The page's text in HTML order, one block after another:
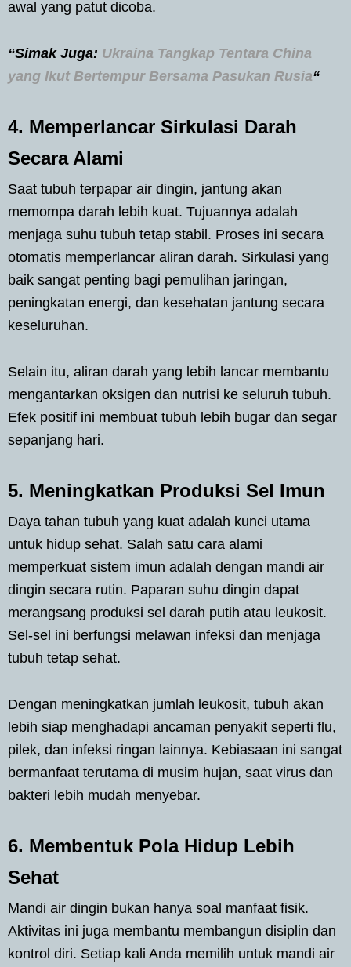
awal yang patut dicoba.
“Simak Juga: Ukraina Tangkap Tentara China
yang Ikut Bertempur Bersama Pasukan Rusia“
4. Memperlancar Sirkulasi Darah
Secara Alami
Saat tubuh terpapar air dingin, jantung akan
memompa darah lebih kuat. Tujuannya adalah
menjaga suhu tubuh tetap stabil. Proses ini secara
otomatis memperlancar aliran darah. Sirkulasi yang
baik sangat penting bagi pemulihan jaringan,
peningkatan energi, dan kesehatan jantung secara
keseluruhan.
Selain itu, aliran darah yang lebih lancar membantu
mengantarkan oksigen dan nutrisi ke seluruh tubuh.
Efek positif ini membuat tubuh lebih bugar dan segar
sepanjang hari.
5. Meningkatkan Produksi Sel Imun
Daya tahan tubuh yang kuat adalah kunci utama
untuk hidup sehat. Salah satu cara alami
memperkuat sistem imun adalah dengan mandi air
dingin secara rutin. Paparan suhu dingin dapat
merangsang produksi sel darah putih atau leukosit.
Sel-sel ini berfungsi melawan infeksi dan menjaga
tubuh tetap sehat.
Dengan meningkatkan jumlah leukosit, tubuh akan
lebih siap menghadapi ancaman penyakit seperti flu,
pilek, dan infeksi ringan lainnya. Kebiasaan ini sangat
bermanfaat terutama di musim hujan, saat virus dan
bakteri lebih mudah menyebar.
6. Membentuk Pola Hidup Lebih
Sehat
Mandi air dingin bukan hanya soal manfaat fisik.
Aktivitas ini juga membantu membangun disiplin dan
kontrol diri. Setiap kali Anda memilih untuk mandi air